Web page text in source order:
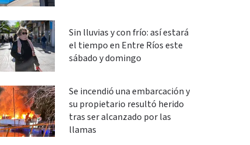
Sin lluvias y con frío: así estará
el tiempo en Entre Ríos este
sábado y domingo
Se incendió una embarcación y
su propietario resultó herido
tras ser alcanzado por las
llamas